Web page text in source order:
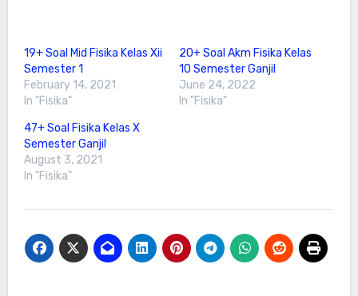
19+ Soal Mid Fisika Kelas Xii
Semester 1
February 14, 2021
In "Fisika"
20+ Soal Akm Fisika Kelas
10 Semester Ganjil
June 24, 2022
In "Fisika"
47+ Soal Fisika Kelas X
Semester Ganjil
August 3, 2021
In "Fisika"